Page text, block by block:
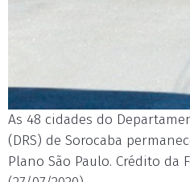
As 48 cidades do
(DRS) de Sorocaba
Plano São Paulo. Crédito da